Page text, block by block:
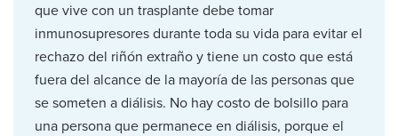
que vive con un trasplante debe tomar
inmunosupresores durante toda su vida para evitar el
rechazo del riñón extraño y tiene un costo que está
fuera del alcance de la mayoría de las personas que
se someten a diálisis. No hay costo de bolsillo para
una persona que permanece en diálisis, porque el